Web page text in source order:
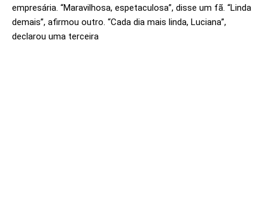
empresária. “Maravilhosa, espetaculosa”, disse um fã. “Linda
demais”, afirmou outro. “Cada dia mais linda, Luciana”,
declarou uma terceira